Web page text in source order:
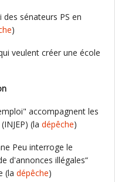
sénateurs PS en
)
veulent créer une école
accompagnent les
(la dépêche)
Peu interroge le
d'annonces illégales“
(la dépêche)